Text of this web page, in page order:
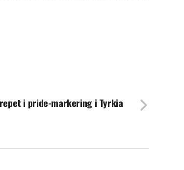
i pride-markering i Tyrkia